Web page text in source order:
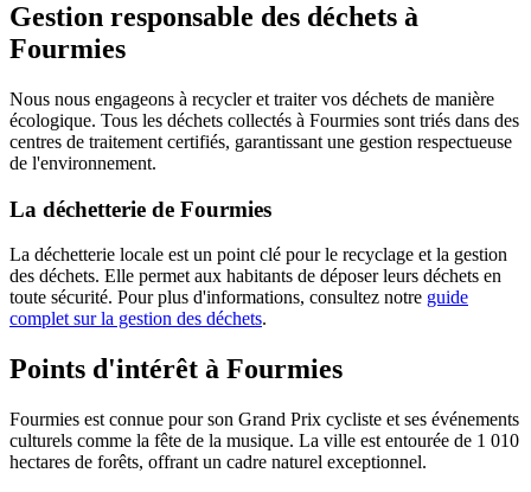
Gestion responsable des déchets à
Fourmies
Nous nous engageons à recycler et traiter vos déchets de manière
écologique. Tous les déchets collectés à Fourmies sont triés dans des
centres de traitement certifiés, garantissant une gestion respectueuse
de l'environnement.
La déchetterie de Fourmies
La déchetterie locale est un point clé pour le recyclage et la gestion
des déchets. Elle permet aux habitants de déposer leurs déchets en
toute sécurité. Pour plus d'informations, consultez notre guide
complet sur la gestion des déchets.
Points d'intérêt à Fourmies
Fourmies est connue pour son Grand Prix cycliste et ses événements
culturels comme la fête de la musique. La ville est entourée de 1 010
hectares de forêts, offrant un cadre naturel exceptionnel.